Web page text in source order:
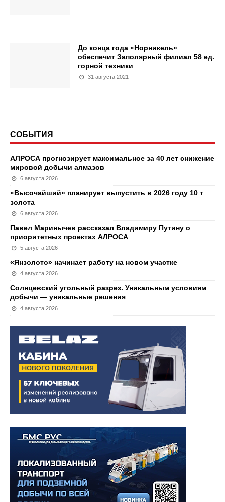
До конца года «Норникель»
обеспечит Заполярный филиал 58 ед.
горной техники
31 августа 2021
СОБЫТИЯ
АЛРОСА прогнозирует максимальное за 40 лет снижение
мировой добычи алмазов
6 августа 2026
«Высочайший» планирует выпустить в 2026 году 10 т
золота
6 августа 2026
Павел Маринычев рассказал Владимиру Путину о
приоритетных проектах АЛРОСА
5 августа 2026
«Янзолото» начинает работу на новом участке
4 августа 2026
Солнцевский угольный разрез. Уникальным условиям
добычи — уникальные решения
4 августа 2026